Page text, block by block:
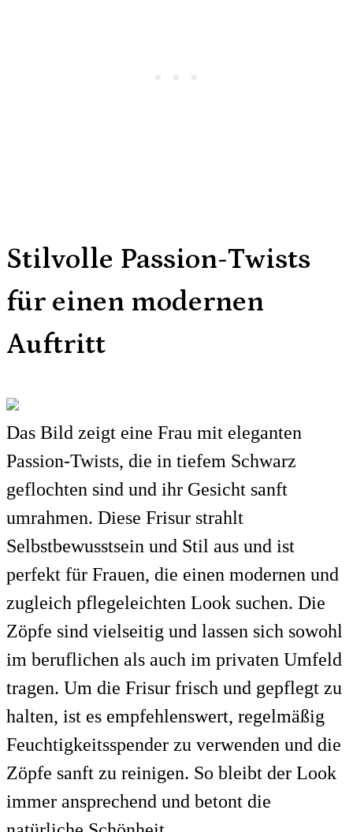
Stilvolle Passion-Twists
für einen modernen
Auftritt
Das Bild zeigt eine Frau mit eleganten
Passion-Twists, die in tiefem Schwarz
geflochten sind und ihr Gesicht sanft
umrahmen. Diese Frisur strahlt
Selbstbewusstsein und Stil aus und ist
perfekt für Frauen, die einen modernen und
zugleich pflegeleichten Look suchen. Die
Zöpfe sind vielseitig und lassen sich sowohl
im beruflichen als auch im privaten Umfeld
tragen. Um die Frisur frisch und gepflegt zu
halten, ist es empfehlenswert, regelmäßig
Feuchtigkeitsspender zu verwenden und die
Zöpfe sanft zu reinigen. So bleibt der Look
immer ansprechend und betont die